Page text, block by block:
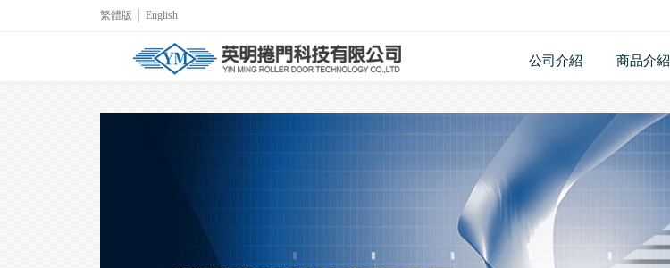
繁體版 English
公司介紹 商品介紹